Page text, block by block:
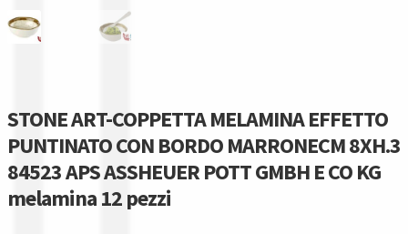
Diritto di recesso
Guida all’utilizzo del sito
Pagamenti
STONE ART-COPPETTA MELAMINA EFFETTO
PUNTINATO CON BORDO MARRONECM 8XH.3
84523 APS ASSHEUER POTT GMBH E CO KG
melamina 12 pezzi